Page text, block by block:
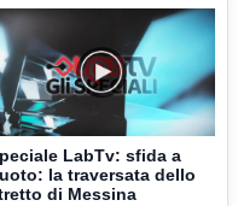
LabTv: sfida a
la traversata dello
di Messina